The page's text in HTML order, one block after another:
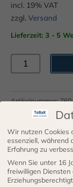
incl. 19% VAT
zzgl.Versand
Lieferzeit: 3 - 5
DIN
M30
Form
A
Menge
Artikelnummer:
Sortiment
Wir nutzen Cookies
essenziell, während
Erfahrung zu
Wenn Sie unter 16
freiwilligen Diensten